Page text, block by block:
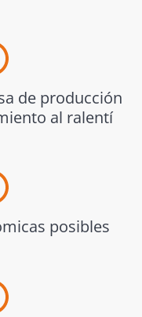
de producción
al ralentí
posibles